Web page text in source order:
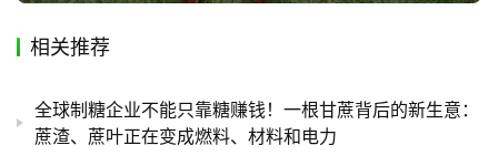
相关推荐
全球制糖企业不能只靠糖赚钱！一根甘蔗背后的新生意：
蔗渣、蔗叶正在变成燃料、材料和电力